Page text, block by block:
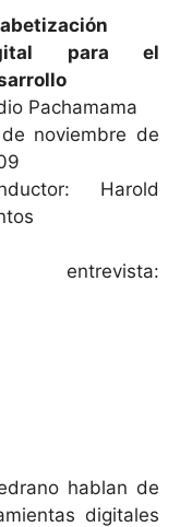
para el
Pachamama
noviembre de
Harold
hablan de
digitales